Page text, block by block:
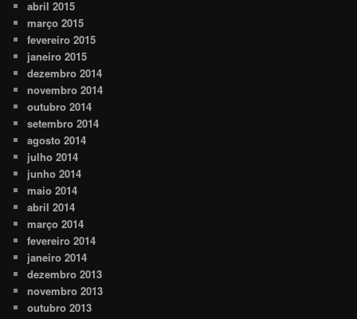
abril 2015
março 2015
fevereiro 2015
janeiro 2015
dezembro 2014
novembro 2014
outubro 2014
setembro 2014
agosto 2014
julho 2014
junho 2014
maio 2014
abril 2014
março 2014
fevereiro 2014
janeiro 2014
dezembro 2013
novembro 2013
outubro 2013